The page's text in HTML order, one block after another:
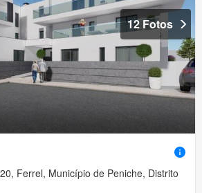
12 Fotos
Ferrel, Município de Peniche, Distrito